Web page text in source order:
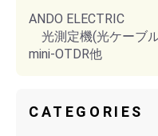
ANDO ELECTRIC
光測定機(光ケーブ
mini-OTDR他
CATEGORIES